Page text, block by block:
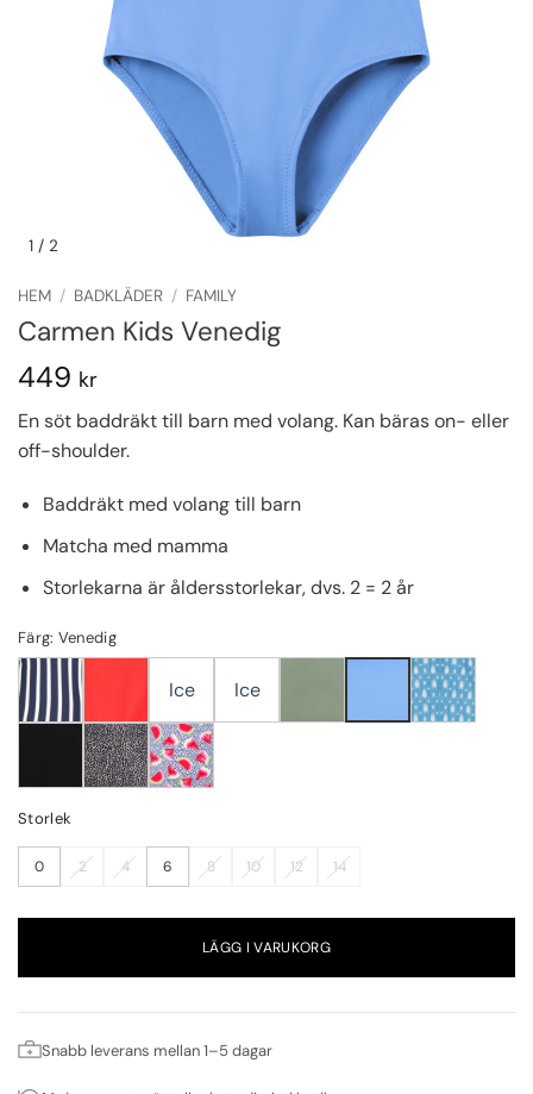
1 / 2
HEM / BADKLÄDER / FAMILY
Carmen Kids Venedig
449 kr
En söt baddräkt till barn med volang. Kan bäras on- eller
off-shoulder.
Baddräkt med volang till barn
Matcha med mamma
Storlekarna är åldersstorlekar, dvs. 2 = 2 år
Färg: Venedig
Ice Ice
Storlek
0 2 4 6 8 10 12 14
LÄGG I VARUKORG
Snabb leverans mellan 1–5 dagar